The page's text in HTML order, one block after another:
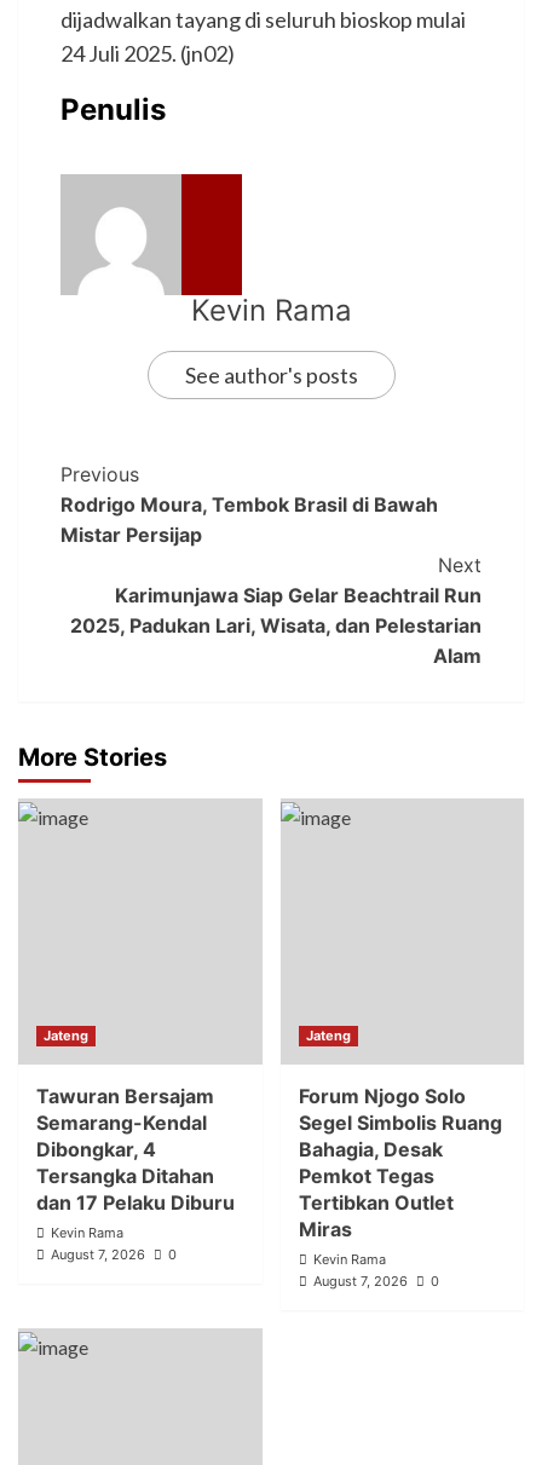
dijadwalkan tayang di seluruh bioskop mulai
24 Juli 2025. (jn02)
Penulis
Kevin Rama
See author's posts
Previous
Rodrigo Moura, Tembok Brasil di Bawah
Mistar Persijap
Next
Karimunjawa Siap Gelar Beachtrail Run
2025, Padukan Lari, Wisata, dan Pelestarian
Alam
More Stories
Jateng
Tawuran Bersajam
Semarang-Kendal
Dibongkar, 4
Tersangka Ditahan
dan 17 Pelaku Diburu
Kevin Rama
August 7, 2026
0
Jateng
Forum Njogo Solo
Segel Simbolis Ruang
Bahagia, Desak
Pemkot Tegas
Tertibkan Outlet
Miras
Kevin Rama
August 7, 2026
0